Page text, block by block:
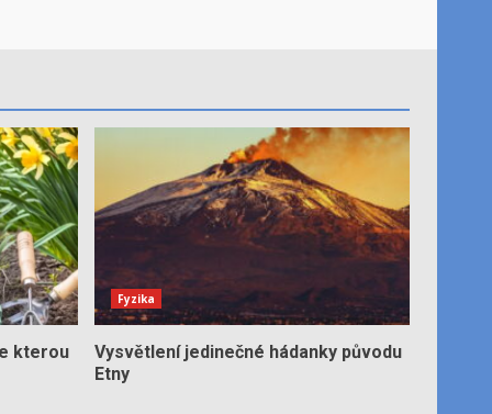
kterou
Fyzika
Vysvětlení jedinečné hádanky původu
Etny